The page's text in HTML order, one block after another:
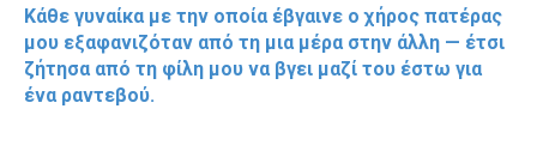
Κάθε γυναίκα με την οποία έβγαινε ο χήρος πατέρας
μου εξαφανιζόταν από τη μια μέρα στην άλλη — έτσι
ζήτησα από τη φίλη μου να βγει μαζί του έστω για
ένα ραντεβού.